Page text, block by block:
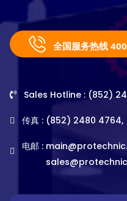
全国服务热线
Sales Hotline : (852)
传真 : (852) 2480
电邮 :